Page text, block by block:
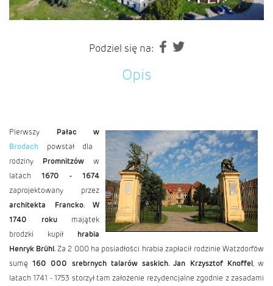
Podziel się na:
Opis
Pierwszy Pałac w
Brodach powstał dla
rodziny Promnitzów w
latach 1670 - 1674
zaprojektowany przez
architekta Francko. W
1740 rokumajątek
brodzki kupił hrabia
Henryk Brühl. Za 2 000 ha posiadłości hrabia zapłacił rodzinie Watzdorfów
sumę160 000 srebrnych talarów saskich.Jan Krzysztof Knoffel, w
latach 1741 - 1753 storzył tam założenie rezydencjalne zgodnie z zasadami